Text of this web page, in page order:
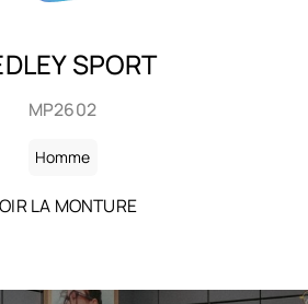
BAILA
SHP2613
Homme
LA MONTURE